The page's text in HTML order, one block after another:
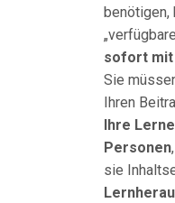
sofort mit
Sie
Ihren
Ihre
Personen
sie